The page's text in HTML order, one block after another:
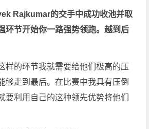
Rajkumar的交手中成功收池并取
环节开始你一路强势领跑。越到后
样的环节我就需要给他们极高的压
够走到最后。在比赛中我具有压倒
要利用自己的这种领先优势将他们